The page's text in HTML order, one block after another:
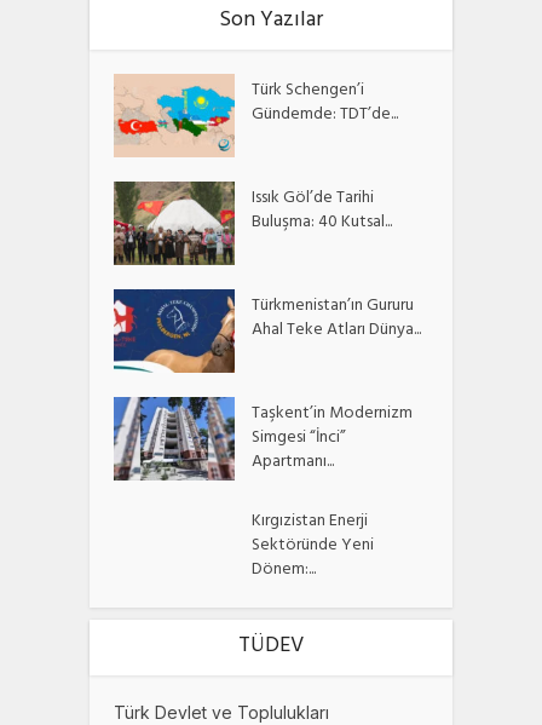
Son Yazılar
Türk Schengen’i
Gündemde: TDT’de...
Issık Göl’de Tarihi
Buluşma: 40 Kutsal...
Türkmenistan’ın Gururu
Ahal Teke Atları Dünya...
Taşkent’in Modernizm
Simgesi “İnci”
Apartmanı...
Kırgızistan Enerji
Sektöründe Yeni
Dönem:...
TÜDEV
Türk Devlet ve Toplulukları